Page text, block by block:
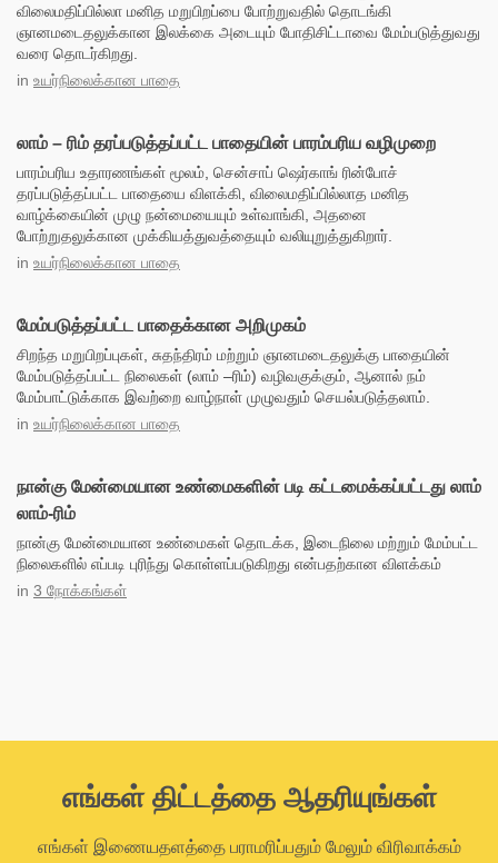
விலைமதிப்பில்லா மனித மறுபிறப்பை போற்றுவதில் தொடங்கி
ஞானமடைதலுக்கான இலக்கை அடையும் போதிசிட்டாவை மேம்படுத்துவது
வரை தொடர்கிறது.
in உயர்நிலைக்கான பாதை
லாம் – ரிம் தரப்படுத்தப்பட்ட பாதையின் பாரம்பரிய வழிமுறை
பாரம்பரிய உதாரணங்கள் மூலம், சென்சாப் ஷெர்காங் ரின்போச்
தரப்படுத்தப்பட்ட பாதையை விளக்கி, விலைமதிப்பில்லாத மனித
வாழ்க்கையின் முழு நன்மையையும் உள்வாங்கி, அதனை
போற்றுதலுக்கான முக்கியத்துவத்தையும் வலியுறுத்துகிறார்.
in உயர்நிலைக்கான பாதை
மேம்படுத்தப்பட்ட பாதைக்கான அறிமுகம்
சிறந்த மறுபிறப்புகள், சுதந்திரம் மற்றும் ஞானமடைதலுக்கு பாதையின்
மேம்படுத்தப்பட்ட நிலைகள் (லாம் –ரிம்) வழிவகுக்கும், ஆனால் நம்
மேம்பாட்டுக்காக இவற்றை வாழ்நாள் முழுவதும் செயல்படுத்தலாம்.
in உயர்நிலைக்கான பாதை
நான்கு மேன்மையான உண்மைகளின் படி கட்டமைக்கப்பட்டது லாம்
லாம்-ரிம்
நான்கு மேன்மையான உண்மைகள் தொடக்க, இடைநிலை மற்றும் மேம்பட்ட
நிலைகளில் எப்படி புரிந்து கொள்ளப்படுகிறது என்பதற்கான விளக்கம்
in 3 நோக்கங்கள்
எங்கள் திட்டத்தை ஆதரியுங்கள்
எங்கள் இணையதளத்தை பராமரிப்பதும் மேலும் விரிவாக்கம்